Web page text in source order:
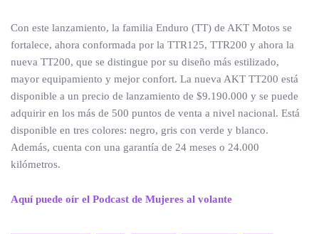
Con este lanzamiento, la familia Enduro (TT) de AKT Motos se
fortalece, ahora conformada por la TTR125, TTR200 y ahora la
nueva TT200, que se distingue por su diseño más estilizado,
mayor equipamiento y mejor confort. La nueva AKT TT200 está
disponible a un precio de lanzamiento de $9.190.000 y se puede
adquirir en los más de 500 puntos de venta a nivel nacional. Está
disponible en tres colores: negro, gris con verde y blanco.
Además, cuenta con una garantía de 24 meses o 24.000
kilómetros.
Aquí puede oír el Podcast de Mujeres al volante